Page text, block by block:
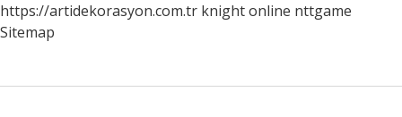
https://artidekorasyon.com.tr knight online nttgame
Sitemap